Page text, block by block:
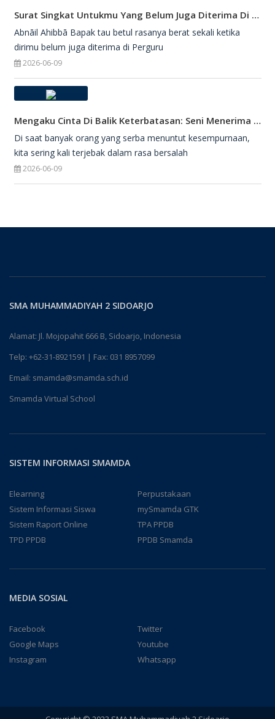
Surat Singkat Untukmu Yang Belum Juga Diterima Di Perguruan Tinggi
Abnāil Ahibbā Bapak tau betul rasanya berat sekali ketika
dirimu belum juga diterima di Perguru
2026-06-09
Mengaku Cinta Di Balik Keterbatasan: Seni Menerima Diri Di Hadapan Ilahi
Di saat banyak orang yang serba menuntut kesempurnaan,
kita sering kali terjebak dalam rasa bersalah
2026-06-09
SMA MUHAMMADIYAH 2 SIDOARJO
Alamat: Jl. Mojopahit 666 B, Sidoarjo, Indonesia
Telp: +62-31-8921591 | Fax: 031 8957099
Email: smamda@smamda.sch.id
Smamda Virtual School
SISTEM INFORMASI SMAMDA
Elearning
Perpustakaan
Sistem Informasi Siswa
mySmamda GTK
Sistem Raport Online
TPA PPDB
TPD PPDB
PPDB Smamda
MEDIA SOSIAL
Facebook
Twitter
Google Maps
Youtube
Instagram
Whatsapp